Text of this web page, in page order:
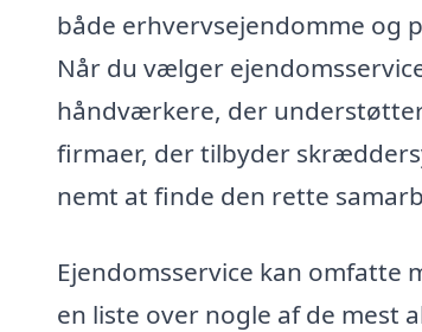
både erhvervsejendomme og
Når du vælger
håndværkere, der
firmaer, der tilbyder
nemt at finde den rette
Ejendomsservice kan omfatte
en liste over nogle af de mest